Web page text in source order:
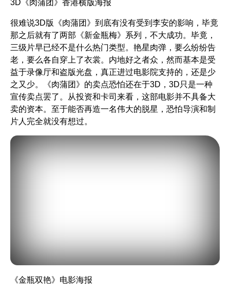
3D 《肉蒲团》 香港横版海报
很难说3D版 《肉蒲团》 到底有没有受到李安的影响，毕竟
那之后就有了两部 《新金瓶梅》 系列，不大成功。毕竟，
三级片早已经不是什么热门类型。艳星肉弹，要么纷纷告
老，要么各自穿上了衣裳。内地好之者众，然而基本是受
益于录像厅和盗版光盘，真正进过电影院支持的，还是少
之又少。
《肉蒲团》 的卖点恐怕还在于3D，3D只是一种
宣传卖点罢了。从投资和卡司来看，这部电影并不具备大
卖的资本。至于能否再造一名伟大的脱星，恐怕导演和制
片人完全就没有想过。
《金瓶双艳》 电影海报